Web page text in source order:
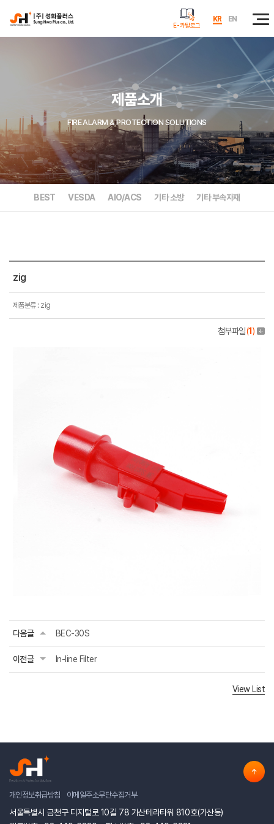
E-카탈로그
KR EN
제품소개
FIRE ALARM & PROTECTION SOLUTIONS
BEST VESDA AIO/ACS 기타 소방 기타 부속자재
zig
제품분류 : zig
첨부파일(1 )
다음글 BEC-30S
이전글 In-line Filter
View List
개인정보취급방침 이메일주소무단수집거부
서울특별시 금천구 디지털로 10길 78 가산테라타워 810호(가산동)